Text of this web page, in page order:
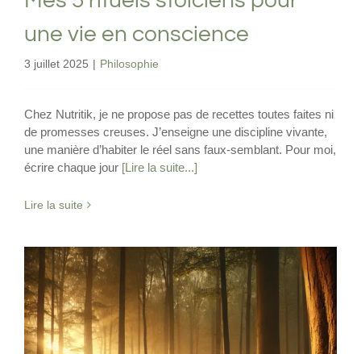
une vie en conscience
3 juillet 2025 | Philosophie
Chez Nutritik, je ne propose pas de recettes toutes faites ni
de promesses creuses. J’enseigne une discipline vivante,
une manière d’habiter le réel sans faux-semblant. Pour moi,
écrire chaque jour [Lire la suite...]
Lire la suite